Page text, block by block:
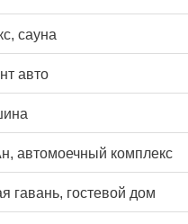
сауна
авто
автомоечный комплекс
гавань, гостевой дом